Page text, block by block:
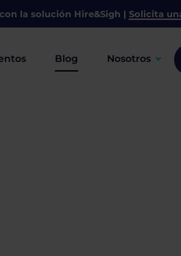
la solución Hire&Sigh | Solicita
Blog Nosotros